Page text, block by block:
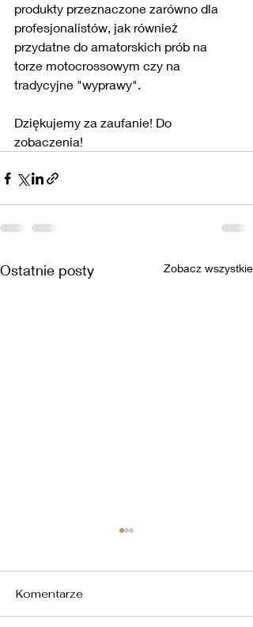
produkty przeznaczone zarówno dla
profesjonalistów, jak również
przydatne do amatorskich prób na
torze motocrossowym czy na
tradycyjne "wyprawy".
Dziękujemy za zaufanie! Do
zobaczenia!
Ostatnie posty Zobacz wszystkie
Komentarze